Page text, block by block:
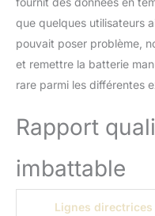
chiffon de
de chargement
d'utilisation.
que quelques utilisateurs
pouvait poser problème,
et remettre la batterie
rare parmi les différentes
Rapport
imbattable
Lignes directrices